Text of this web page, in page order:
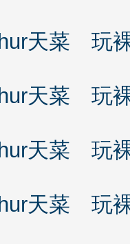
天菜 玩
天菜 玩
天菜 玩
天菜 玩